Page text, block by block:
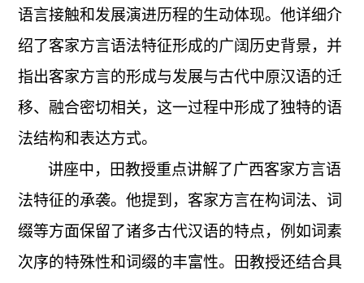
语言接触和发展演进历程的生动体现。他详细介
绍了客家方言语法特征形成的广阔历史背景，并
指出客家方言的形成与发展与古代中原汉语的迁
移、融合密切相关，这一过程中形成了独特的语
法结构和表达方式。
讲座中，田教授重点讲解了广西客家方言语
法特征的承袭。他提到，客家方言在构词法、词
缀等方面保留了诸多古代汉语的特点，例如词素
次序的特殊性和词缀的丰富性。田教授还结合具